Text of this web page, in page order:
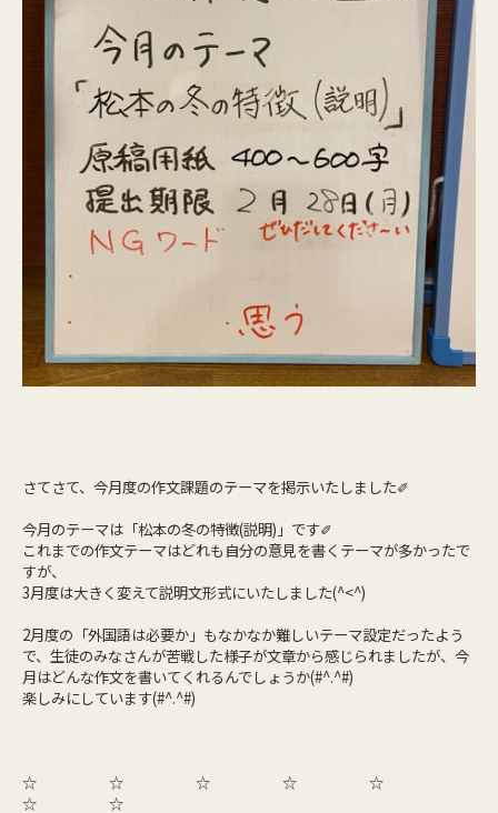
さてさて、今月度の作文課題のテーマを掲示いたしました✐
今月のテーマは「松本の冬の特徴(説明)」です✐
これまでの作文テーマはどれも自分の意見を書くテーマが多かったで
すが、
3月度は大きく変えて説明文形式にいたしました(^<^)
2月度の「外国語は必要か」もなかなか難しいテーマ設定だったよう
で、生徒のみなさんが苦戦した様子が文章から感じられましたが、今
月はどんな作文を書いてくれるんでしょうか(#^.^#)
楽しみにしています(#^.^#)
☆ ☆ ☆ ☆ ☆
☆ ☆